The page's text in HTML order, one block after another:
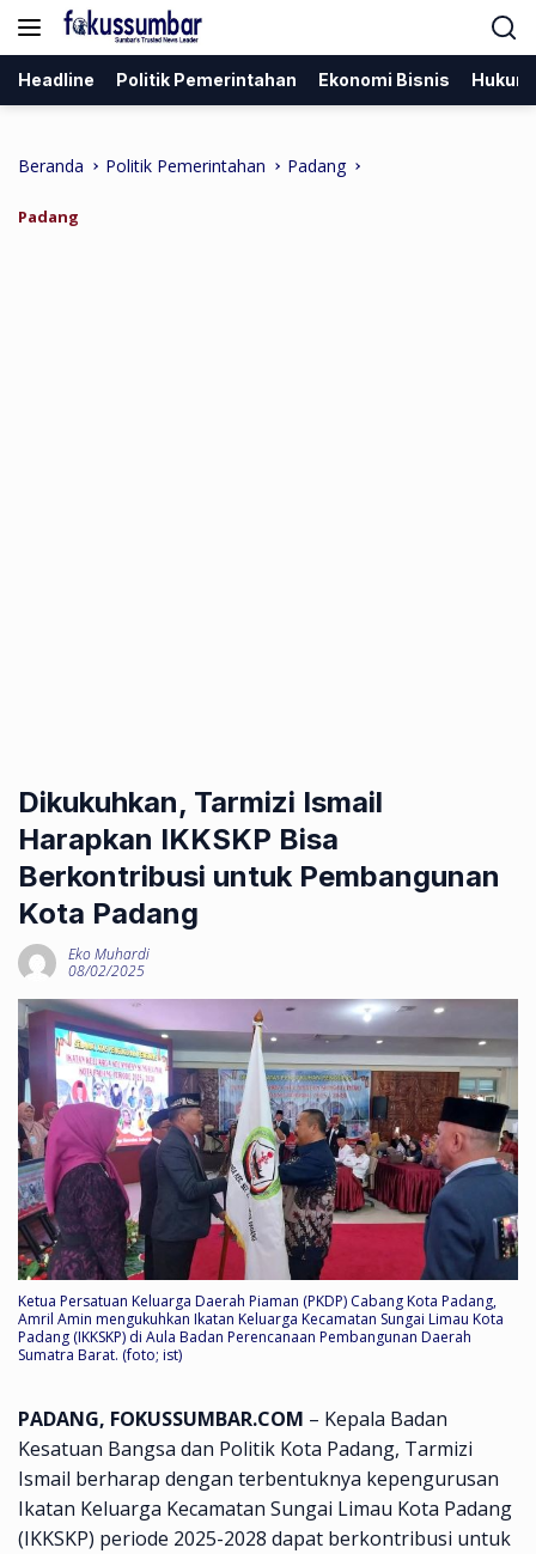
Langsung
Headline Politik Pemerintahan Ekonomi Bisnis Hukum
Beranda Politik Pemerintahan Padang
Padang
Dikukuhkan, Tarmizi Ismail
Harapkan IKKSKP Bisa
Berkontribusi untuk Pembangunan
Kota Padang
Eko Muhardi
08/02/2025
Ketua Persatuan Keluarga Daerah Piaman (PKDP) Cabang Kota Padang,
Amril Amin mengukuhkan Ikatan Keluarga Kecamatan Sungai Limau Kota
Padang (IKKSKP) di Aula Badan Perencanaan Pembangunan Daerah
Sumatra Barat. (foto; ist)
PADANG, FOKUSSUMBAR.COM – Kepala Badan
Kesatuan Bangsa dan Politik Kota Padang, Tarmizi
Ismail berharap dengan terbentuknya kepengurusan
Ikatan Keluarga Kecamatan Sungai Limau Kota Padang
(IKKSKP) periode 2025-2028 dapat berkontribusi untuk